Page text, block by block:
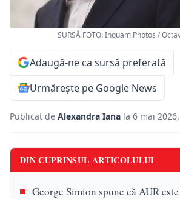
SURSĂ FOTO: Inquam Photos /
Adaugă-ne ca sursă preferată
Urmărește pe Google News
Publicat de Alexandra Iana la 6 mai
DIN CUPRINSUL ARTICOLULUI
George Simion spune că AUR